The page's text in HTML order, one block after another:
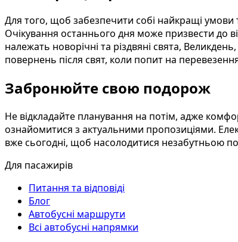
Для того, щоб забезпечити собі найкращі умови
Очікування останнього дня може призвести до
належать новорічні та різдвяні свята,
повернень після свят, коли попит на
Забронюйте свою подорож
Не відкладайте планування на потім, адже
ознайомитися з актуальними пропозиціями.
вже сьогодні, щоб насолодитися незабутньою
Для пасажирів
Питання та відповіді
Блог
Автобусні маршрути
Всі автобусні напрямки